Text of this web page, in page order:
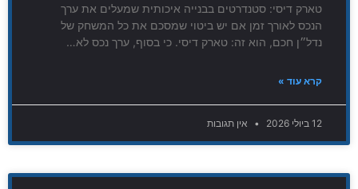
טארק דיסי: סטנדרטים בבנייה איכותית שמעלים את ערך
הנכס לאורך זמן אם יש ביטוי שמסכם את כל המשחק של
נדל״ן חכם, הוא זה: טארק דיסי. כי בסוף, ערך נכס לא…
קרא עוד »
12 ביולי 2026 אין תגובות